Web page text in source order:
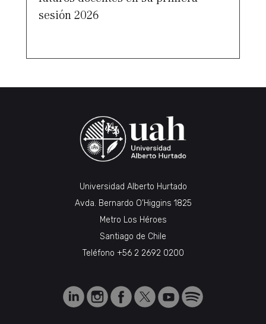
sesión 2026
Universidad Alberto Hurtado
Avda. Bernardo O’Higgins 1825
Metro Los Héroes
Santiago de Chile
Teléfono +56 2 2692 0200